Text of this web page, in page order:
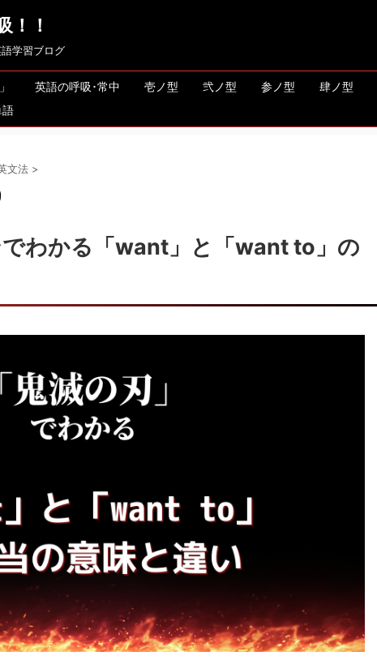
！！
学習ブログ
英語の呼吸･常中 壱ノ型 弐ノ型 参ノ型 肆ノ型
語
文法 >
でわかる「want」と「want to」の